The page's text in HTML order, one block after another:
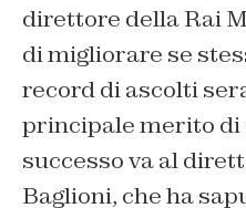
direttore della Rai
di migliorare se
record di ascolti
principale merito
successo va al
Baglioni, che ha